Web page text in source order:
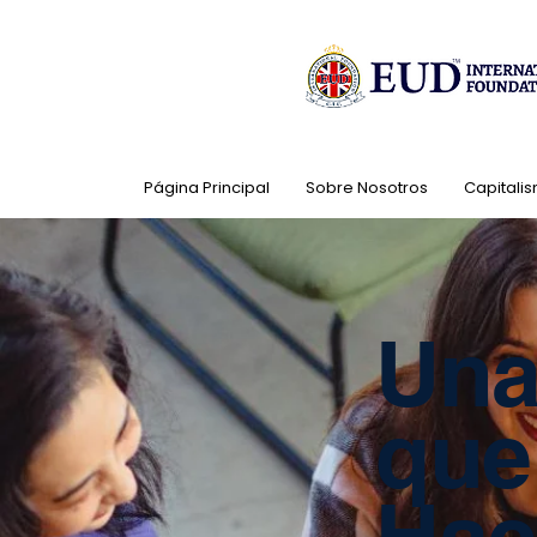
Página Principal Sobre Nosotros